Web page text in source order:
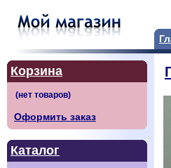
Корзина
Оформить заказ
Каталог